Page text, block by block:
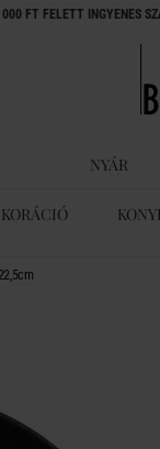
FT FELETT INGYENES
NYÁR